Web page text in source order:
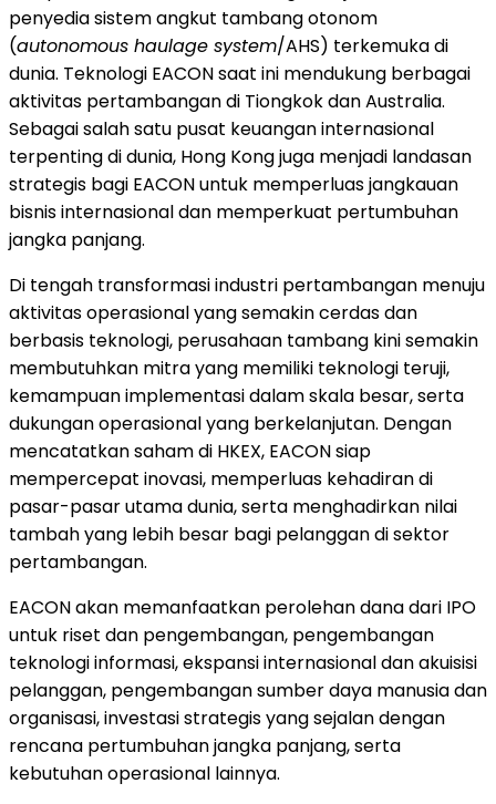
penyedia sistem angkut tambang otonom
(autonomous haulage system/AHS) terkemuka di
dunia. Teknologi EACON saat ini mendukung berbagai
aktivitas pertambangan di Tiongkok dan Australia.
Sebagai salah satu pusat keuangan internasional
terpenting di dunia, Hong Kong juga menjadi landasan
strategis bagi EACON untuk memperluas jangkauan
bisnis internasional dan memperkuat pertumbuhan
jangka panjang.
Di tengah transformasi industri pertambangan menuju
aktivitas operasional yang semakin cerdas dan
berbasis teknologi, perusahaan tambang kini semakin
membutuhkan mitra yang memiliki teknologi teruji,
kemampuan implementasi dalam skala besar, serta
dukungan operasional yang berkelanjutan. Dengan
mencatatkan saham di HKEX, EACON siap
mempercepat inovasi, memperluas kehadiran di
pasar-pasar utama dunia, serta menghadirkan nilai
tambah yang lebih besar bagi pelanggan di sektor
pertambangan.
EACON akan memanfaatkan perolehan dana dari IPO
untuk riset dan pengembangan, pengembangan
teknologi informasi, ekspansi internasional dan akuisisi
pelanggan, pengembangan sumber daya manusia dan
organisasi, investasi strategis yang sejalan dengan
rencana pertumbuhan jangka panjang, serta
kebutuhan operasional lainnya.